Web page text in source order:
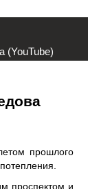
(YouTube)
прошлого
проспектом и